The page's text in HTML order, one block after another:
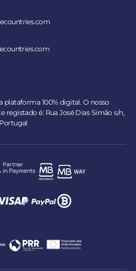
plataforma 100% digital. O nosso
registado é: Rua José Dias Simão s/n,